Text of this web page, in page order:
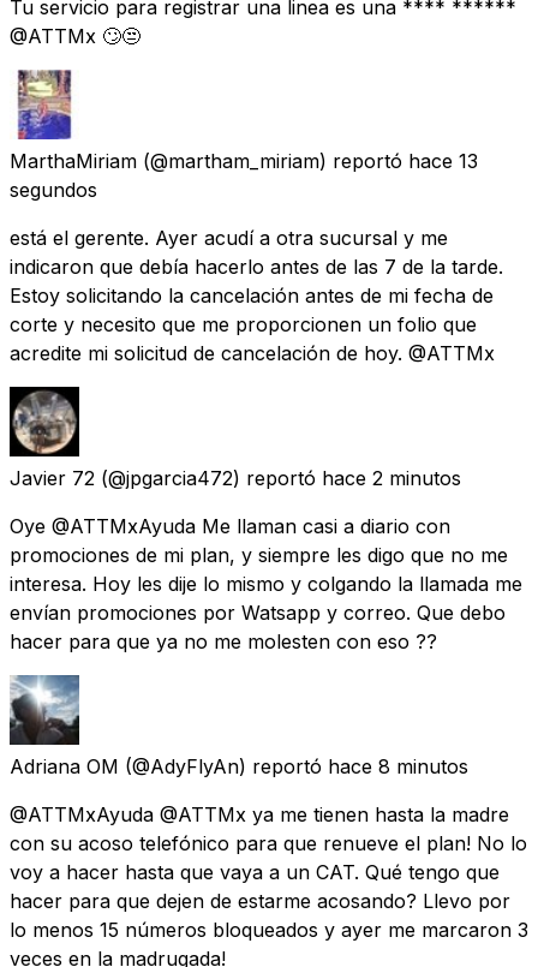
Tu servicio para registrar una linea es una **** ******
@ATTMx 🙄😒
MarthaMiriam (@martham_miriam) reportó hace 13
segundos
está el gerente. Ayer acudí a otra sucursal y me
indicaron que debía hacerlo antes de las 7 de la tarde.
Estoy solicitando la cancelación antes de mi fecha de
corte y necesito que me proporcionen un folio que
acredite mi solicitud de cancelación de hoy. @ATTMx
Javier 72 (@jpgarcia472) reportó hace 2 minutos
Oye @ATTMxAyuda Me llaman casi a diario con
promociones de mi plan, y siempre les digo que no me
interesa. Hoy les dije lo mismo y colgando la llamada me
envían promociones por Watsapp y correo. Que debo
hacer para que ya no me molesten con eso ??
Adriana OM (@AdyFlyAn) reportó hace 8 minutos
@ATTMxAyuda @ATTMx ya me tienen hasta la madre
con su acoso telefónico para que renueve el plan! No lo
voy a hacer hasta que vaya a un CAT. Qué tengo que
hacer para que dejen de estarme acosando? Llevo por
lo menos 15 números bloqueados y ayer me marcaron 3
veces en la madrugada!